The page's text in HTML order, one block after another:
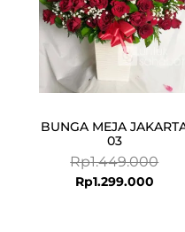
BUNGA MEJA
03
Rp1.449.000
Rp1.299.000